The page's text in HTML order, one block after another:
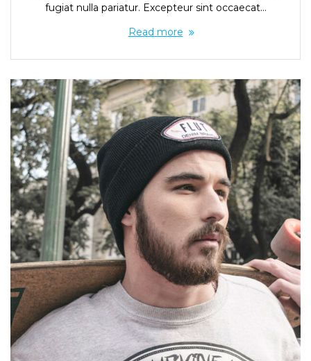
fugiat nulla pariatur. Excepteur sint occaecat…
Read more